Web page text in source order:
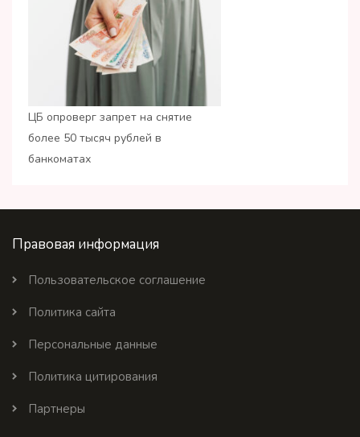
ЦБ опроверг запрет на снятие
более 50 тысяч рублей в
банкоматах
Правовая информация
Пользовательское соглашение
Политика сайта
Персональные данные
Политика цитирования
Партнеры